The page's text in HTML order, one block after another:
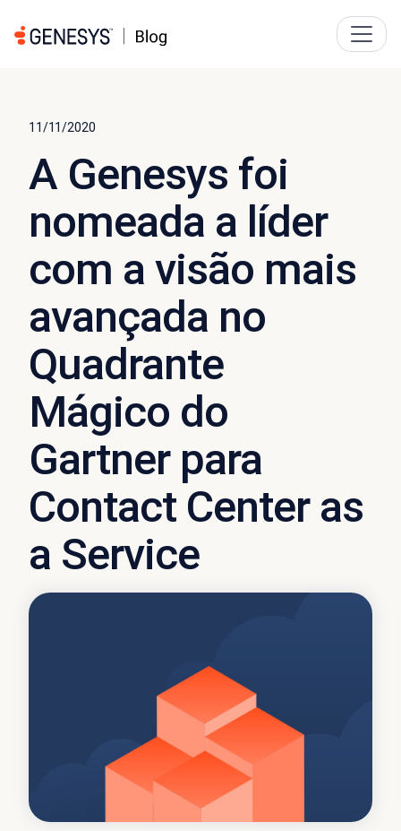
11/11/2020
A Genesys foi
nomeada a líder
com a visão mais
avançada no
Quadrante
Mágico do
Gartner para
Contact Center as
a Service